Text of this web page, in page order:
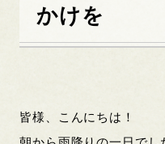
かけを
皆様、こんにちは！